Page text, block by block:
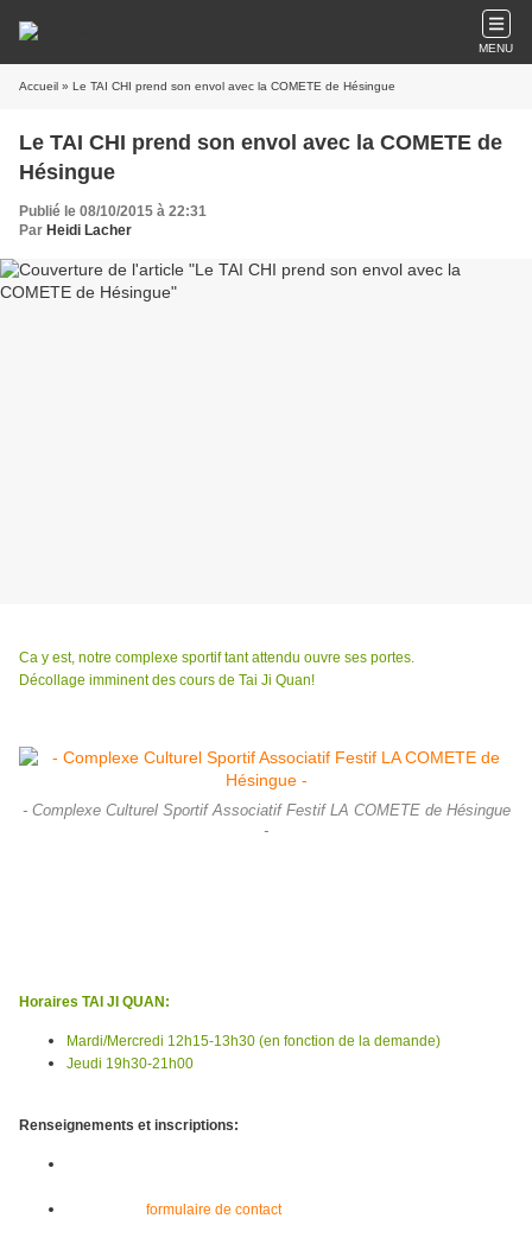
MENU
Accueil » Le TAI CHI prend son envol avec la COMETE de Hésingue
Le TAI CHI prend son envol avec la COMETE de
Hésingue
Publié le 08/10/2015 à 22:31
Par Heidi Lacher
Ca y est, notre complexe sportif tant attendu ouvre ses portes.
Décollage imminent des cours de Tai Ji Quan!
- Complexe Culturel Sportif Associatif Festif LA COMETE de Hésingue
-
Horaires TAI JI QUAN:
Mardi/Mercredi 12h15-13h30 (en fonction de la demande)
Jeudi 19h30-21h00
Renseignements et inscriptions:
formulaire de contact